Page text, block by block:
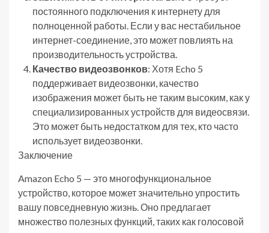
постоянного подключения к интернету для
полноценной работы. Если у вас нестабильное
интернет-соединение, это может повлиять на
производительность устройства.
Качество видеозвонков: Хотя Echo 5
поддерживает видеозвонки, качество
изображения может быть не таким высоким, как у
специализированных устройств для видеосвязи.
Это может быть недостатком для тех, кто часто
использует видеозвонки.
Заключение
Amazon Echo 5 — это многофункциональное
устройство, которое может значительно упростить
вашу повседневную жизнь. Оно предлагает
множество полезных функций, таких как голосовой